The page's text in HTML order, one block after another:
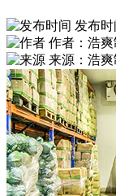
发布时
作者：浩
来源：浩